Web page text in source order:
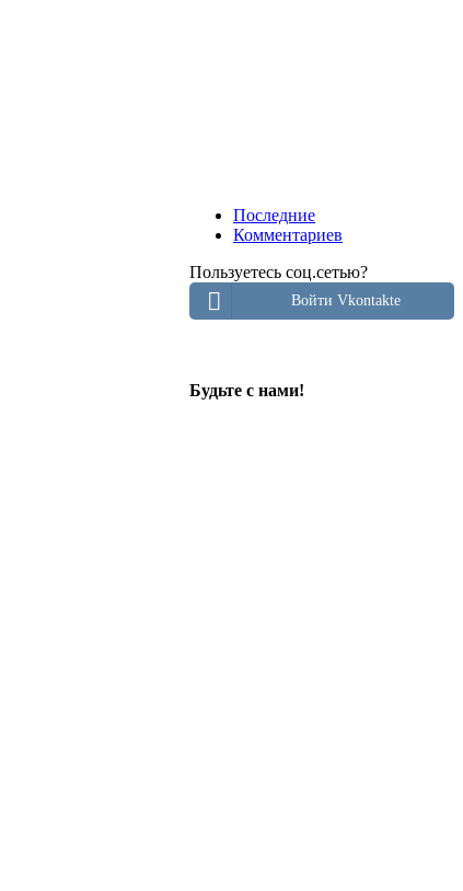
Последние
Комментариев
Пользуетесь соц.сетью?
Войти Vkontakte
Будьте с нами!